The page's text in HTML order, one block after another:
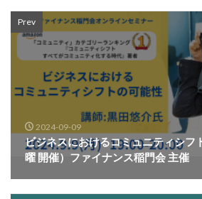
Prev
2024-09-09
ビジネスにおけるコミュニティシフ
曜 開催）ファイナンス稲門会 主催